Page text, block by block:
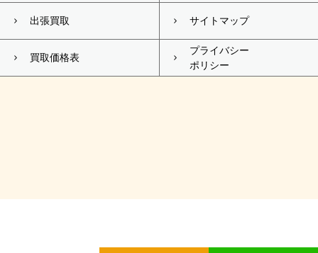
出張買取
買取価格表
サイトマップ
プライバシー
ポリシー